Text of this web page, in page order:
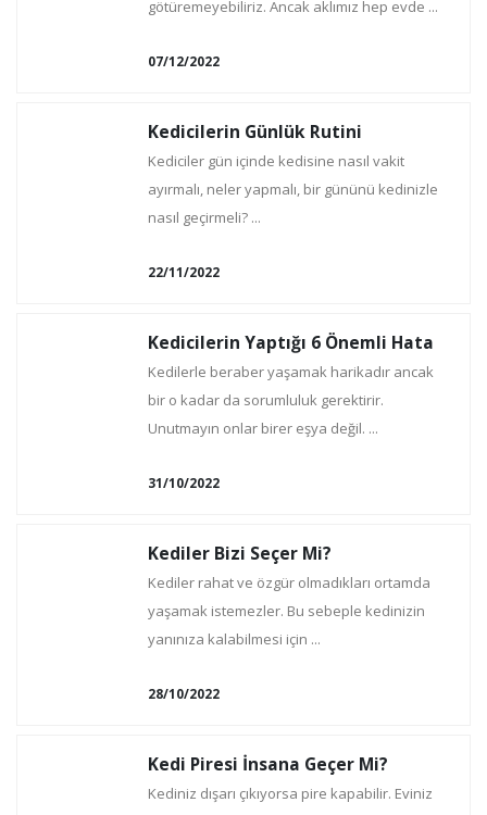
götüremeyebiliriz. Ancak aklımız hep evde ...
07/12/2022
Kedicilerin Günlük Rutini
Kediciler gün içinde kedisine nasıl vakit
ayırmalı, neler yapmalı, bir gününü kedinizle
nasıl geçirmeli? ...
22/11/2022
Kedicilerin Yaptığı 6 Önemli Hata
Kedilerle beraber yaşamak harikadır ancak
bir o kadar da sorumluluk gerektirir.
Unutmayın onlar birer eşya değil. ...
31/10/2022
Kediler Bizi Seçer Mi?
Kediler rahat ve özgür olmadıkları ortamda
yaşamak istemezler. Bu sebeple kedinizin
yanınıza kalabilmesi için ...
28/10/2022
Kedi Piresi İnsana Geçer Mi?
Kediniz dışarı çıkıyorsa pire kapabilir. Eviniz